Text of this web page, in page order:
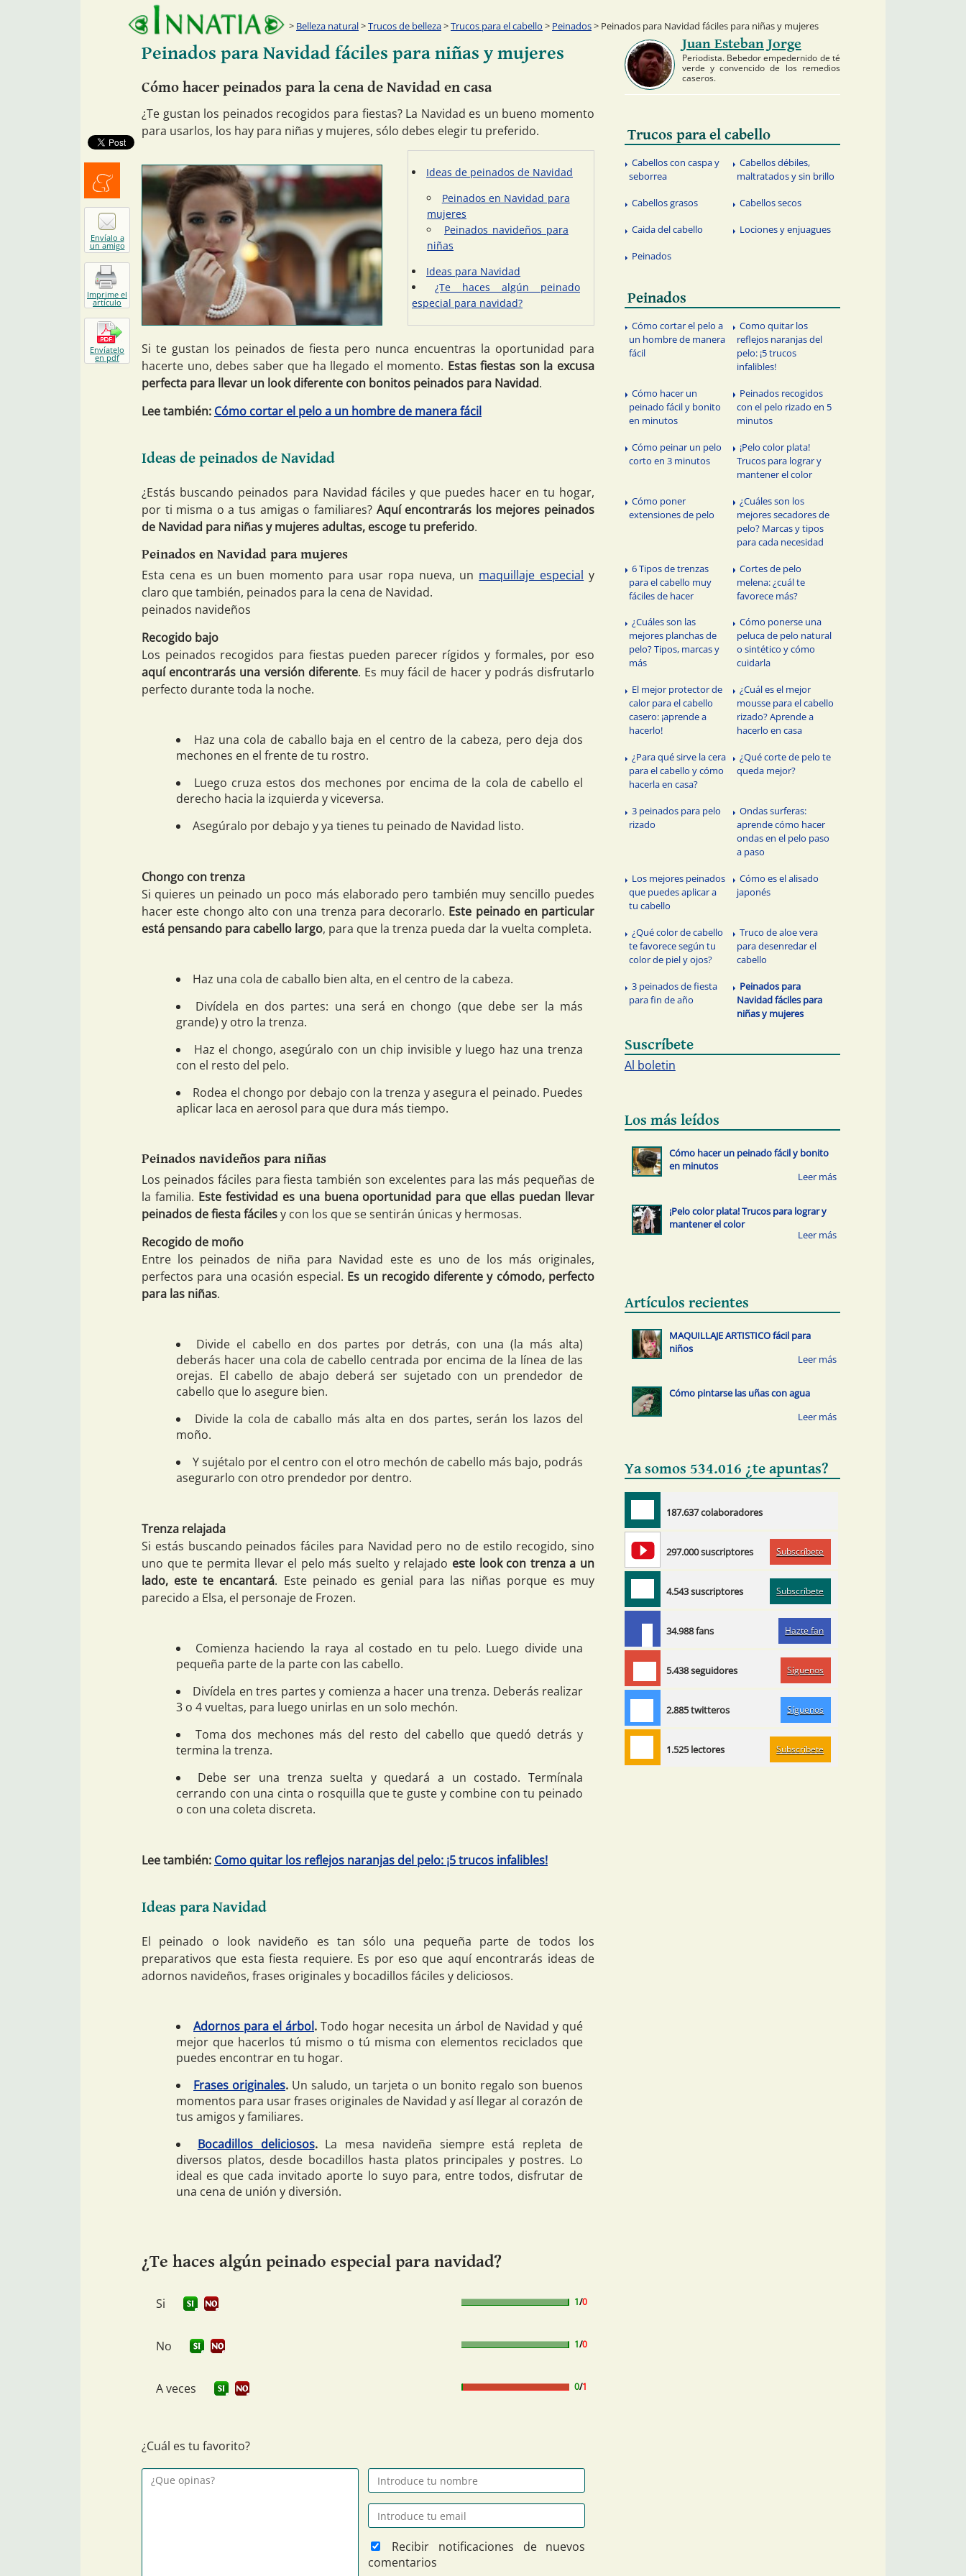
Belleza natural>Trucos de belleza>Trucos para el cabello > Peinados> Peinados para Navidad fáciles para niñas y mujeres
Peinados para Navidad fáciles para niñas y mujeres
Cómo hacer peinados para la cena de Navidad en casa
¿Te gustan los peinados recogidos para fiestas? La Navidad es un bueno momento
para usarlos, los hay para niñas y mujeres, sólo debes elegir tu preferido.
Ideas de peinados de Navidad
Peinados en Navidad para
mujeres
Peinados navideños para
niñas
Ideas para Navidad
¿Te haces algún peinado
especial para navidad?
Si te gustan los peinados de fiesta pero nunca encuentras la oportunidad para
hacerte uno, debes saber que ha llegado el momento. Estas fiestas son la excusa
perfecta para llevar un look diferente con bonitos peinados para Navidad.
Lee también: Cómo cortar el pelo a un hombre de manera fácil
Ideas de peinados de Navidad
¿Estás buscando peinados para Navidad fáciles y que puedes hacer en tu hogar,
por ti misma o a tus amigas o familiares? Aquí encontrarás los mejores peinados
de Navidad para niñas y mujeres adultas, escoge tu preferido.
Peinados en Navidad para mujeres
Esta cena es un buen momento para usar ropa nueva, un maquillaje especial y
claro que también, peinados para la cena de Navidad.
peinados navideños
Recogido bajo
Los peinados recogidos para fiestas pueden parecer rígidos y formales, por eso
aquí encontrarás una versión diferente. Es muy fácil de hacer y podrás disfrutarlo
perfecto durante toda la noche.
Haz una cola de caballo baja en el centro de la cabeza, pero deja dos
mechones en el frente de tu rostro.
Luego cruza estos dos mechones por encima de la cola de cabello el
derecho hacia la izquierda y viceversa.
Asegúralo por debajo y ya tienes tu peinado de Navidad listo.
Chongo con trenza
Si quieres un peinado un poco más elaborado pero también muy sencillo puedes
hacer este chongo alto con una trenza para decorarlo. Este peinado en particular
está pensando para cabello largo, para que la trenza pueda dar la vuelta completa.
Haz una cola de caballo bien alta, en el centro de la cabeza.
Divídela en dos partes: una será en chongo (que debe ser la más
grande) y otro la trenza.
Haz el chongo, asegúralo con un chip invisible y luego haz una trenza
con el resto del pelo.
Rodea el chongo por debajo con la trenza y asegura el peinado. Puedes
aplicar laca en aerosol para que dura más tiempo.
Peinados navideños para niñas
Los peinados fáciles para fiesta también son excelentes para las más pequeñas de
la familia. Este festividad es una buena oportunidad para que ellas puedan llevar
peinados de fiesta fácilesy con los que se sentirán únicas y hermosas.
Recogido de moño
Entre los peinados de niña para Navidad este es uno de los más originales,
perfectos para una ocasión especial. Es un recogido diferente y cómodo, perfecto
para las niñas.
Divide el cabello en dos partes por detrás, con una (la más alta)
deberás hacer una cola de cabello centrada por encima de la línea de las
orejas. El cabello de abajo deberá ser sujetado con un prendedor de
cabello que lo asegure bien.
Divide la cola de caballo más alta en dos partes, serán los lazos del
moño.
Y sujétalo por el centro con el otro mechón de cabello más bajo, podrás
asegurarlo con otro prendedor por dentro.
Trenza relajada
Si estás buscando peinados fáciles para Navidad pero no de estilo recogido, sino
uno que te permita llevar el pelo más suelto y relajado este look con trenza a un
lado, este te encantará. Este peinado es genial para las niñas porque es muy
parecido a Elsa, el personaje de Frozen.
Comienza haciendo la raya al costado en tu pelo. Luego divide una
pequeña parte de la parte con las cabello.
Divídela en tres partes y comienza a hacer una trenza. Deberás realizar
3 o 4 vueltas, para luego unirlas en un solo mechón.
Toma dos mechones más del resto del cabello que quedó detrás y
termina la trenza.
Debe ser una trenza suelta y quedará a un costado. Termínala
cerrando con una cinta o rosquilla que te guste y combine con tu peinado
o con una coleta discreta.
Lee también: Como quitar los reflejos naranjas del pelo: ¡5 trucos infalibles!
Ideas para Navidad
El peinado o look navideño es tan sólo una pequeña parte de todos los
preparativos que esta fiesta requiere. Es por eso que aquí encontrarás ideas de
adornos navideños, frases originales y bocadillos fáciles y deliciosos.
Adornos para el árbol. Todo hogar necesita un árbol de Navidad y qué
mejor que hacerlos tú mismo o tú misma con elementos reciclados que
puedes encontrar en tu hogar.
Frases originales. Un saludo, un tarjeta o un bonito regalo son buenos
momentos para usar frases originales de Navidad y así llegar al corazón de
tus amigos y familiares.
Bocadillos deliciosos.La mesa navideña siempre está repleta de
diversos platos, desde bocadillos hasta platos principales y postres. Lo
ideal es que cada invitado aporte lo suyo para, entre todos, disfrutar de
una cena de unión y diversión.
¿Te haces algún peinado especial para navidad?
Si 1/0
No 1/0
A veces 0/1
¿Cuál es tu favorito?
Recibir notificaciones de nuevos
comentarios
Juan Esteban Jorge
Periodista. Bebedor empedernido de té
verde y convencido de los remedios
caseros.
Trucos para el cabello
Cabellos con caspa y
seborrea
Cabellos débiles,
maltratados y sin brillo
Cabellos grasos Cabellos secos
Caida del cabello Lociones y enjuagues
Peinados
Peinados
Cómo cortar el pelo a
un hombre de manera
fácil
Como quitar los
reflejos naranjas del
pelo: ¡5 trucos
infalibles!
Cómo hacer un
peinado fácil y bonito
en minutos
Peinados recogidos
con el pelo rizado en 5
minutos
Cómo peinar un pelo
corto en 3 minutos
¡Pelo color plata!
Trucos para lograr y
mantener el color
Cómo poner
extensiones de pelo
¿Cuáles son los
mejores secadores de
pelo? Marcas y tipos
para cada necesidad
6 Tipos de trenzas
para el cabello muy
fáciles de hacer
Cortes de pelo
melena: ¿cuál te
favorece más?
¿Cuáles son las
mejores planchas de
pelo? Tipos, marcas y
más
Cómo ponerse una
peluca de pelo natural
o sintético y cómo
cuidarla
El mejor protector de
calor para el cabello
casero: ¡aprende a
hacerlo!
¿Cuál es el mejor
mousse para el cabello
rizado? Aprende a
hacerlo en casa
¿Para qué sirve la cera
para el cabello y cómo
hacerla en casa?
¿Qué corte de pelo te
queda mejor?
3 peinados para pelo
rizado
Ondas surferas:
aprende cómo hacer
ondas en el pelo paso
a paso
Los mejores peinados
que puedes aplicar a
tu cabello
Cómo es el alisado
japonés
¿Qué color de cabello
te favorece según tu
color de piel y ojos?
Truco de aloe vera
para desenredar el
cabello
3 peinados de fiesta
para fin de año
Peinados para
Navidad fáciles para
niñas y mujeres
Suscríbete
Al boletin
Los más leídos
Cómo hacer un peinado fácil y bonito
en minutos
¡Pelo color plata! Trucos para lograr y
mantener el color
Artículos recientes
MAQUILLAJE ARTISTICO fácil para
niños
Cómo pintarse las uñas con agua
Ya somos 534.016 ¿te apuntas?
187.637 colaboradores
297.000 suscriptores Subscríbete
4.543 suscriptores Subscríbete
34.988 fans Hazte fan
5.438 seguidores Síguenos
2.885 twitteros Síguenos
1.525 lectores Subscríbete
Menéalo
Envíalo a
un amigo
Imprime el
artículo
Envíatelo
en pdf